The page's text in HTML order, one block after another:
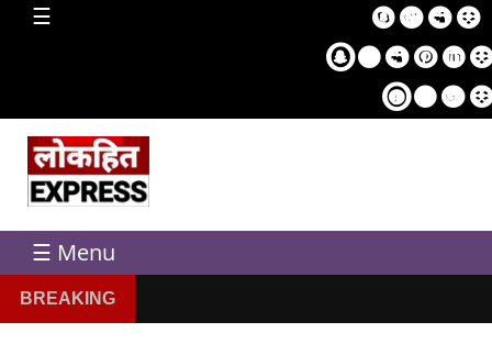
☰
home
☰ Menu
BREAKING